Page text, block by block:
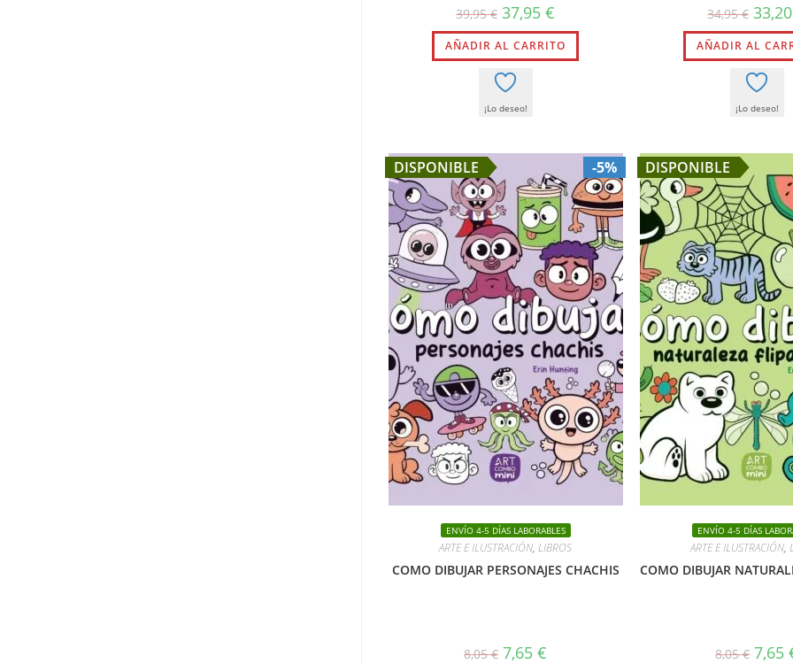
39,95€ El
precio
original
era:
39,95 €.
37,95€
actual
es:
37,95 €.
AÑADIR AL CARRITO
¡Lo deseo!
34,95€ El
precio
era:
34,95
AÑADIR AL
¡Lo deseo!
DISPONIBLE -5%
ENVÍO 4-5 DÍAS LABORABLES
ARTE E ILUSTRACIÓN,LIBROS
COMO DIBUJAR PERSONAJES CHACHIS
8,05€ El
7,65€
DISPONIBLE
ENVÍO 4-5 DÍAS
ARTE E ILUSTRACIÓN,
COMO DIBUJAR
8,05€ El
7,65